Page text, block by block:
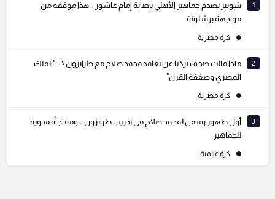
1
شوبير يصدم جماهير الأهلي بإصابة إمام عاشور .. هذا موقفه من
مواجهة برشلونة
كرة مصرية
2
ماذا قالت صحف تركيا عن تعاقد محمد صلاح مع طرابزون ؟ .. "الملك
المصري وصفقة القرن"
كرة مصرية
3
أول ظهور رسمي لمحمد صلاح في تدريب طرابزون .. ومفاجأة مدوية
للجماهير
كرة عالمية